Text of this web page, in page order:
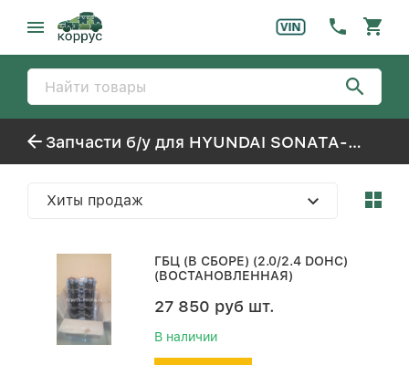
Запчасти б/у для HYUNDAI SONATA-5 TAGAZ (2001-)
Хиты продаж
ГБЦ (В СБОРЕ) (2.0/2.4 DOHC)
(ВОСТАНОВЛЕННАЯ)
27 850 руб шт.
В наличии